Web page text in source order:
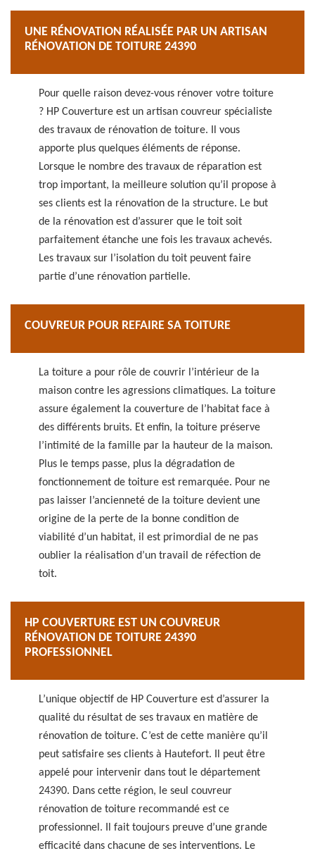
UNE RÉNOVATION RÉALISÉE PAR UN ARTISAN
RÉNOVATION DE TOITURE 24390
Pour quelle raison devez-vous rénover votre toiture
? HP Couverture est un artisan couvreur spécialiste
des travaux de rénovation de toiture. Il vous
apporte plus quelques éléments de réponse.
Lorsque le nombre des travaux de réparation est
trop important, la meilleure solution qu’il propose à
ses clients est la rénovation de la structure. Le but
de la rénovation est d’assurer que le toit soit
parfaitement étanche une fois les travaux achevés.
Les travaux sur l’isolation du toit peuvent faire
partie d’une rénovation partielle.
COUVREUR POUR REFAIRE SA TOITURE
La toiture a pour rôle de couvrir l’intérieur de la
maison contre les agressions climatiques. La toiture
assure également la couverture de l’habitat face à
des différents bruits. Et enfin, la toiture préserve
l’intimité de la famille par la hauteur de la maison.
Plus le temps passe, plus la dégradation de
fonctionnement de toiture est remarquée. Pour ne
pas laisser l’ancienneté de la toiture devient une
origine de la perte de la bonne condition de
viabilité d’un habitat, il est primordial de ne pas
oublier la réalisation d’un travail de réfection de
toit.
HP COUVERTURE EST UN COUVREUR
RÉNOVATION DE TOITURE 24390
PROFESSIONNEL
L’unique objectif de HP Couverture est d’assurer la
qualité du résultat de ses travaux en matière de
rénovation de toiture. C’est de cette manière qu’il
peut satisfaire ses clients à Hautefort. Il peut être
appelé pour intervenir dans tout le département
24390. Dans cette région, le seul couvreur
rénovation de toiture recommandé est ce
professionnel. Il fait toujours preuve d’une grande
efficacité dans chacune de ses interventions. Le